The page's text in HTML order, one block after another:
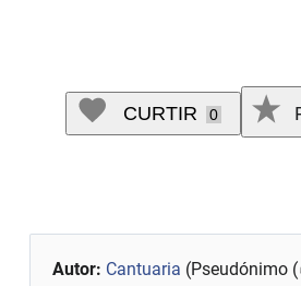
CURTIR 0
Autor: Cantuaria (Pseudónimo (